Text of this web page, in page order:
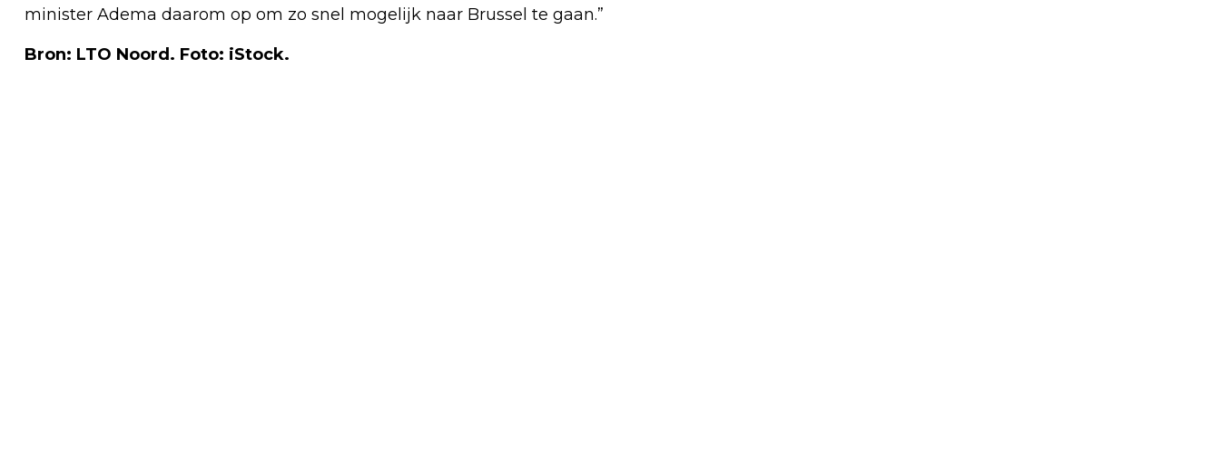
minister Adema daarom op om zo snel mogelijk naar Brussel te gaan.”
Bron: LTO Noord. Foto: iStock.